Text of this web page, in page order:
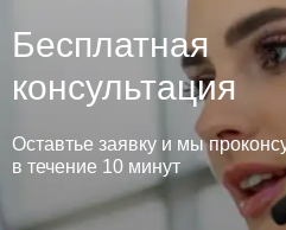
Бесплатная
консультация
Оставтье заявку и мы
в течение 10 минут